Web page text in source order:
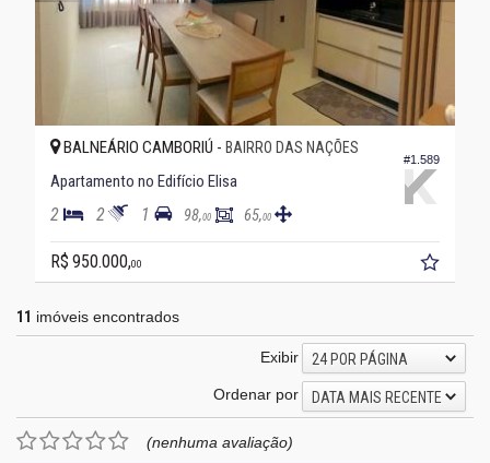
#1.589
BALNEÁRIO CAMBORIÚ - BAIRRO DAS NAÇÕES
Apartamento no Edifício Elisa
2 2 1 98,00 65,00
R$ 950.000,00
11 imóveis encontrados
Exibir
24 POR PÁGINA
Ordenar por
DATA MAIS RECENTE
(nenhuma avaliação)